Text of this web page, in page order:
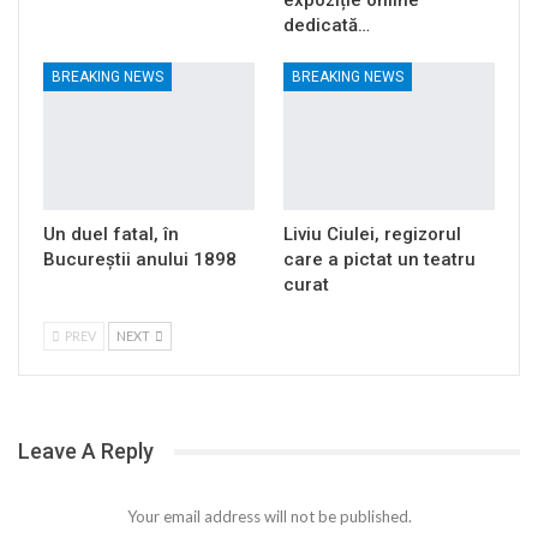
dedicată…
BREAKING NEWS
Un duel fatal, în
Bucureştii anului 1898
BREAKING NEWS
Liviu Ciulei, regizorul
care a pictat un teatru
curat
PREV NEXT
Leave A Reply
Your email address will not be published.